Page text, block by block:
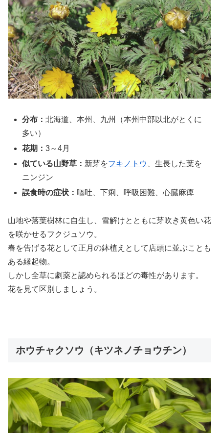
分布：北海道、本州、九州（本州中部以北がとくに
多い）
花期：3～4月
似ている山野草： 新芽をフキノトウ
、生長した葉を
ニンジン
誤食時の症状： 嘔吐、下痢、呼吸困難、心臓麻痺
山地や落葉樹林に自生し、雪解けとともに芽吹き黄色い花
を咲かせるフクジュソウ。
春を告げる花として正月の鉢植えとして店頭に並ぶことも
ある縁起物。
しかし全草に劇薬と認められるほどの毒性があります。
花を見て区別しましょう。
ホウチャクソウ（キツネノチョウチン）